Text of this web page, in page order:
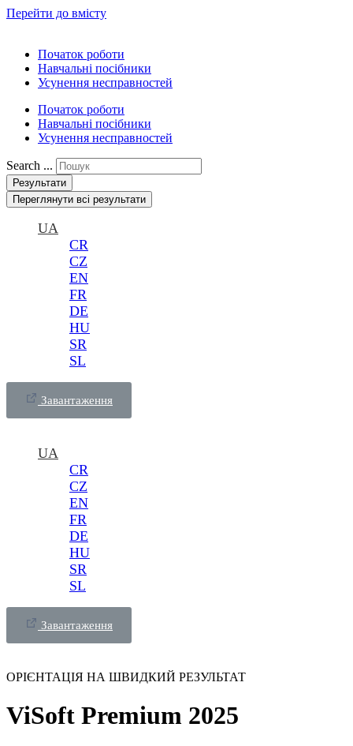
Перейти до вмісту
Початок роботи
Навчальні посібники
Усунення несправностей
Початок роботи
Навчальні посібники
Усунення несправностей
Search ...
Результати
Переглянути всі результати
UA
CR
CZ
EN
FR
DE
HU
SR
SL
Завантаження
UA
CR
CZ
EN
FR
DE
HU
SR
SL
Завантаження
ОРІЄНТАЦІЯ НА ШВИДКИЙ РЕЗУЛЬТАТ
ViSoft Premium 2025